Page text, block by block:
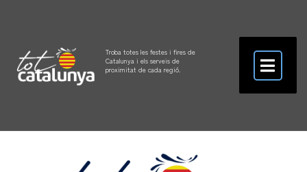
Troba totes les festes i fires de
Catalunya i els serveis de
proximitat de cada regió.